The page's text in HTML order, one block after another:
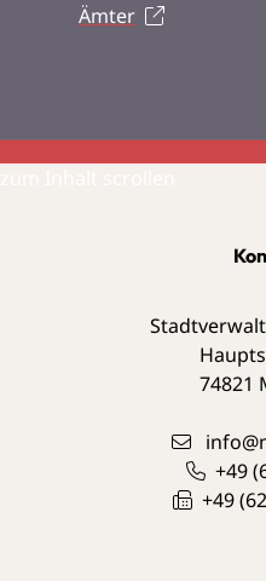
Ämter
74821
+49
+49 (62